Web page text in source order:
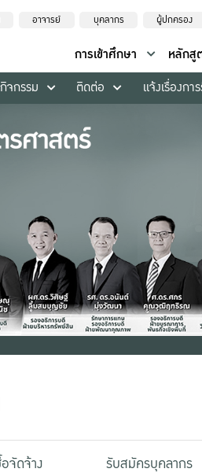
อาจารย์ บุคลากร ผู้ปกครอง
การเข้าศึกษา หลักสู
จกรรม ติดต่อ แจ้งเรื่องกา
จัดจ้าง รับสมัครบุคลากร